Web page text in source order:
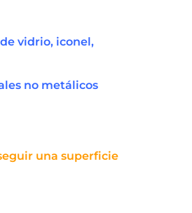
vidrio, iconel,
no metálicos
una superficie